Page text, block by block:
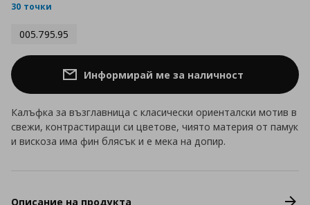
30 точки
005.795.95
Информирай ме за наличност
Калъфка за възглавница с класически ориенталски мотив в
свежи, контрастиращи си цветове, чиято материя от памук
и вискоза има фин блясък и е мека на допир.
Описание на продукта